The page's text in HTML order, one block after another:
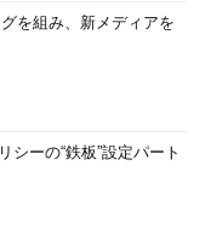
を組み、新メディアを
シーの“鉄板”設定パート